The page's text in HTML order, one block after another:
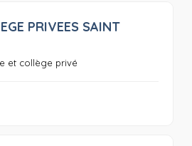
PRIVEES SAINT
et collège privé